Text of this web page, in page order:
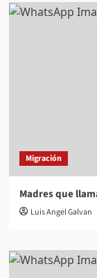
Migración
Madres que
Luis Angel Galvan